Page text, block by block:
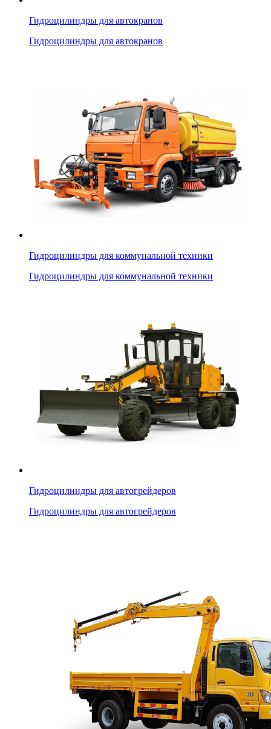
Гидроцилиндры для автокранов
Гидроцилиндры для автокранов
Гидроцилиндры для коммунальной техники
Гидроцилиндры для коммунальной техники
Гидроцилиндры для автогрейдеров
Гидроцилиндры для автогрейдеров